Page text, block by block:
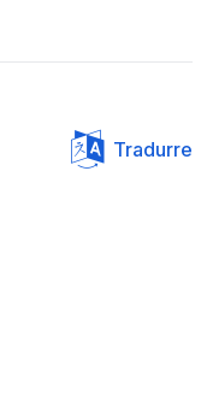
Tradurre